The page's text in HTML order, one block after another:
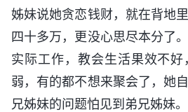
姊妹说她贪恋钱财，就在背地
四十多万，更没心思尽本分了
实际工作，教会生活果效不
弱，有的都不想来聚会了，她
兄姊妹的问题怕见到弟兄姊妹。